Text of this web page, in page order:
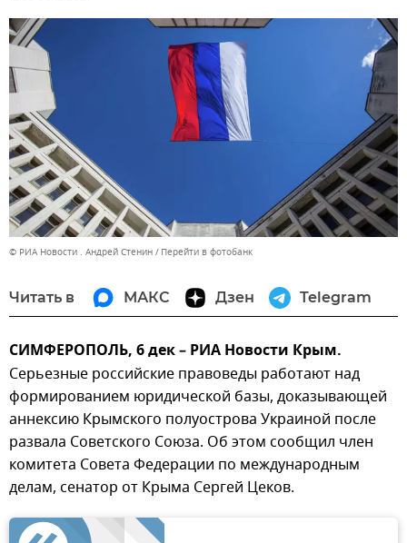
© РИА Новости . Андрей Стенин Перейти в фотобанк
Читать в МАКС Дзен Telegram
СИМФЕРОПОЛЬ, 6 дек – РИА Новости Крым.
Серьезные российские правоведы работают над
формированием юридической базы, доказывающей
аннексию Крымского полуострова Украиной после
развала Советского Союза. Об этом сообщил член
комитета Совета Федерации по международным
делам, сенатор от Крыма Сергей Цеков.